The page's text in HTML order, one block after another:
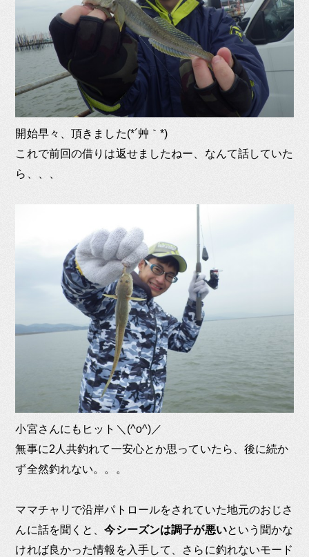
開始早々、頂きました(*´艸｀*)
これで前回の借りは返せましたねー、なんて話していた
ら、、、
小宮さんにもヒット＼(^o^)／
無事に2人共釣れて一安心とか思っていたら、後に続か
ず全然釣れない。。。
ママチャリで沿岸パトロールをされていた地元のおじさ
んに話を聞くと、今シーズンは調子が悪いという聞かな
ければ良かった情報を入手して、さらに釣れないモード